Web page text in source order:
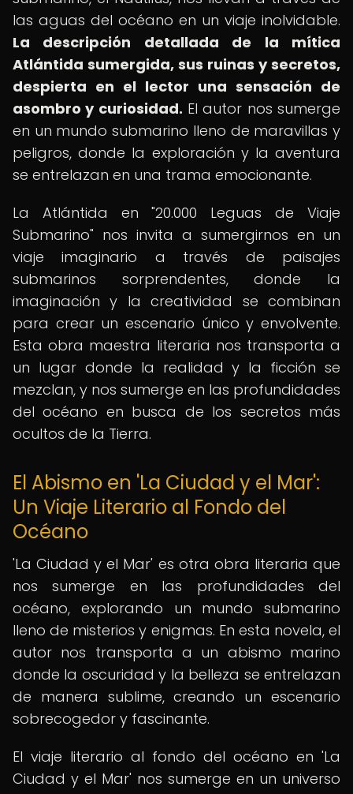
las aguas del océano en un viaje inolvidable.
La descripción detallada de la mítica
Atlántida sumergida, sus ruinas y secretos,
despierta en el lector una sensación de
asombro y curiosidad. El autor nos sumerge
en un mundo submarino lleno de maravillas y
peligros, donde la exploración y la aventura
se entrelazan en una trama emocionante.
La Atlántida en "20.000 Leguas de Viaje
Submarino" nos invita a sumergirnos en un
viaje imaginario a través de paisajes
submarinos sorprendentes, donde la
imaginación y la creatividad se combinan
para crear un escenario único y envolvente.
Esta obra maestra literaria nos transporta a
un lugar donde la realidad y la ficción se
mezclan, y nos sumerge en las profundidades
del océano en busca de los secretos más
ocultos de la Tierra.
El Abismo en 'La Ciudad y el Mar':
Un Viaje Literario al Fondo del
Océano
'La Ciudad y el Mar' es otra obra literaria que
nos sumerge en las profundidades del
océano, explorando un mundo submarino
lleno de misterios y enigmas. En esta novela, el
autor nos transporta a un abismo marino
donde la oscuridad y la belleza se entrelazan
de manera sublime, creando un escenario
sobrecogedor y fascinante.
El viaje literario al fondo del océano en 'La
Ciudad y el Mar' nos sumerge en un universo